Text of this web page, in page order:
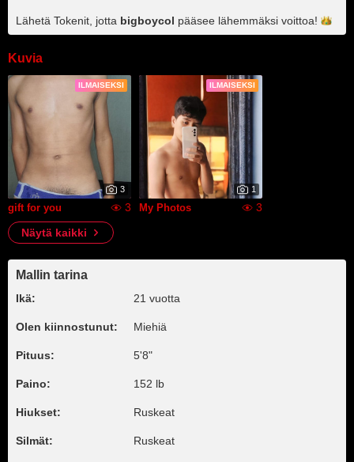
Lähetä Tokenit, jotta bigboycol pääsee lähemmäksi voittoa!
Kuvia
ILMAISEKSI
3
gift for you 3
ILMAISEKSI
1
My Photos
3
Näytä kaikki
Mallin tarina
Ikä: 21 vuotta
Olen kiinnostunut: Miehiä
Pituus: 5'8"
Paino: 152 lb
Hiukset: Ruskeat
Silmät: Ruskeat